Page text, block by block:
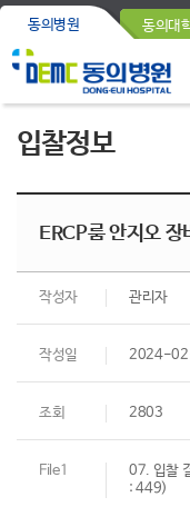
동의병원 동의대
입찰정보
ERCP룸 안지오 장
작성자 관리자
작성일 2024-
조회 2803
File1 07. 입찰
: 449)